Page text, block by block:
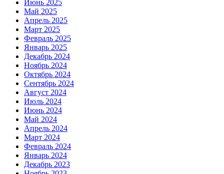
Июнь 2025
Май 2025
Апрель 2025
Март 2025
Февраль 2025
Январь 2025
Декабрь 2024
Ноябрь 2024
Октябрь 2024
Сентябрь 2024
Август 2024
Июль 2024
Июнь 2024
Май 2024
Апрель 2024
Март 2024
Февраль 2024
Январь 2024
Декабрь 2023